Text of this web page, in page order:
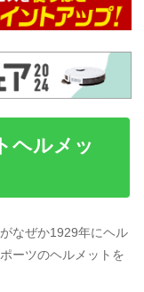
ヘルメッ
なぜか1929年にヘル
ーツのヘルメットを